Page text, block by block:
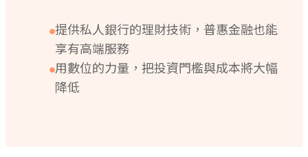
提供私人銀行的理財技術，普惠金融也能
享有高端服務
用數位的力量，把投資門檻與成本將大幅
降低